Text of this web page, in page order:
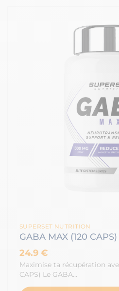
SUPERSET NUTRITION
GABA MAX (120 CAPS)
24.9 €
Maximise ta récupération
CAPS) Le GABA…